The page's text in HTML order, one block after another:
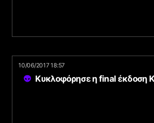
10/06/2017 18:57
Κυκλοφόρησε η final έκδοση